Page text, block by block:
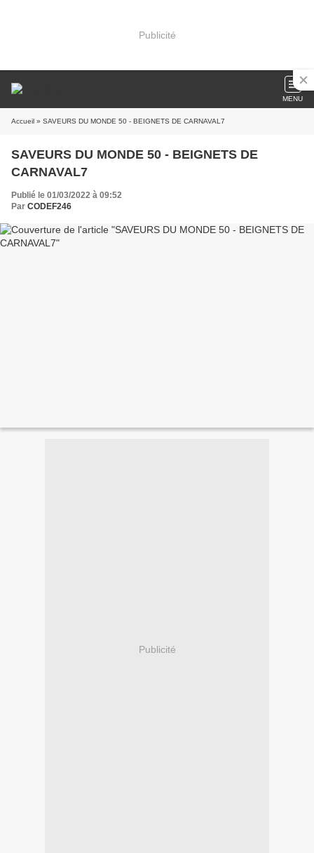
Publicité
MENU
Accueil » SAVEURS DU MONDE 50 - BEIGNETS DE CARNAVAL7
SAVEURS DU MONDE 50 - BEIGNETS DE
CARNAVAL7
Publié le 01/03/2022 à 09:52
Par CODEF246
Publicité